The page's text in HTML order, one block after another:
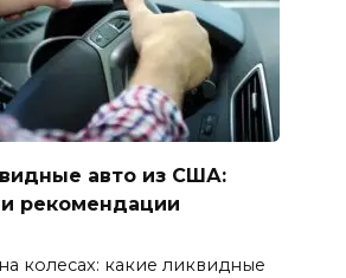
авто из США:
рекомендации
колесах: какие ликвидные